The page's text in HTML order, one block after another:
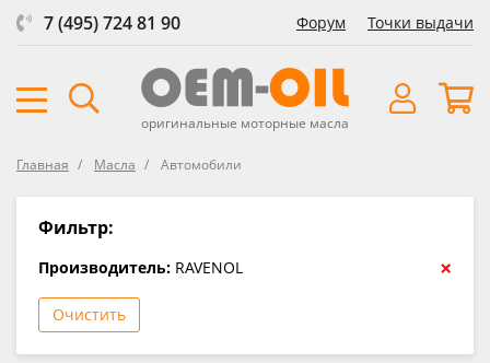
7 (495) 724 81 90 Форум Точки выдачи
оригинальные моторные масла
Главная Масла Автомобили
Фильтр:
Производитель: RAVENOL ×
Очистить